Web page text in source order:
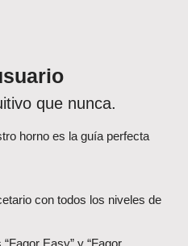
que nunca.
horno es la guía perfecta
con todos los niveles de
Easy” y “Fagor